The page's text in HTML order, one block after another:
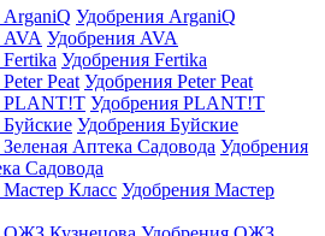
Удобрения ArganiQ
Удобрения AVA
Удобрения Fertika
Удобрения Peter Peat
Удобрения PLANT!T
Удобрения Буйские
Удобрения
Садовода
Удобрения Мастер